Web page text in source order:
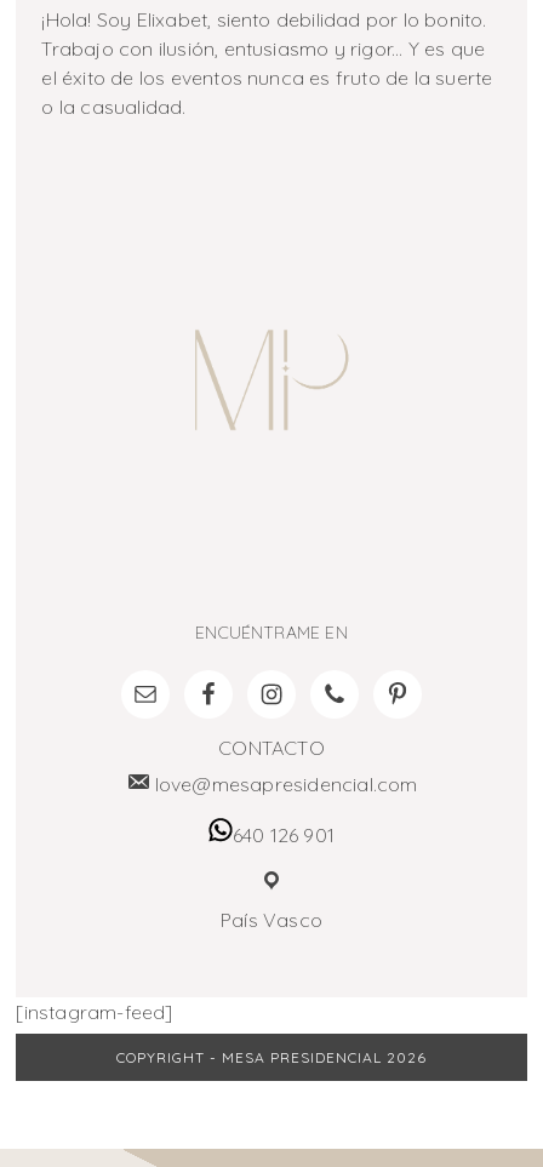
¡Hola! Soy Elixabet, siento debilidad por lo bonito.
Trabajo con ilusión, entusiasmo y rigor... Y es que
el éxito de los eventos nunca es fruto de la suerte
o la casualidad.
ENCUÉNTRAME EN
CONTACTO
love@mesapresidencial.com
640 126 901
País Vasco
[instagram-feed]
COPYRIGHT - MESA PRESIDENCIAL 2026